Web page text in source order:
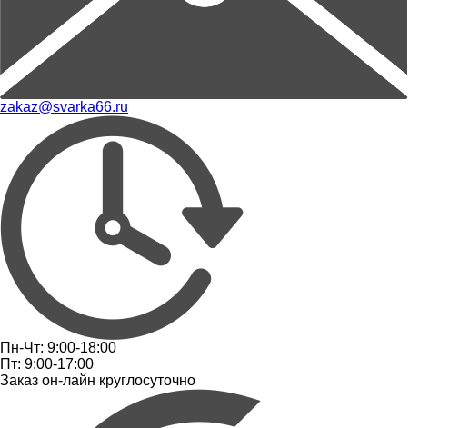
zakaz@svarka66.ru
Пн-Чт: 9:00-18:00
Пт: 9:00-17:00
Заказ он-лайн круглосуточно